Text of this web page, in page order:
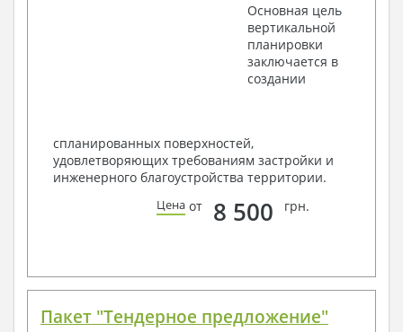
Основная цель
вертикальной
планировки
заключается в
создании
спланированных поверхностей,
удовлетворяющих требованиям застройки и
инженерного благоустройства территории.
Цена от 8 500 грн.
Пакет "Тендерное предложение"